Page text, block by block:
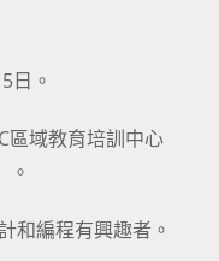
日。
區域教育培訓中心
。
和編程有興趣者。